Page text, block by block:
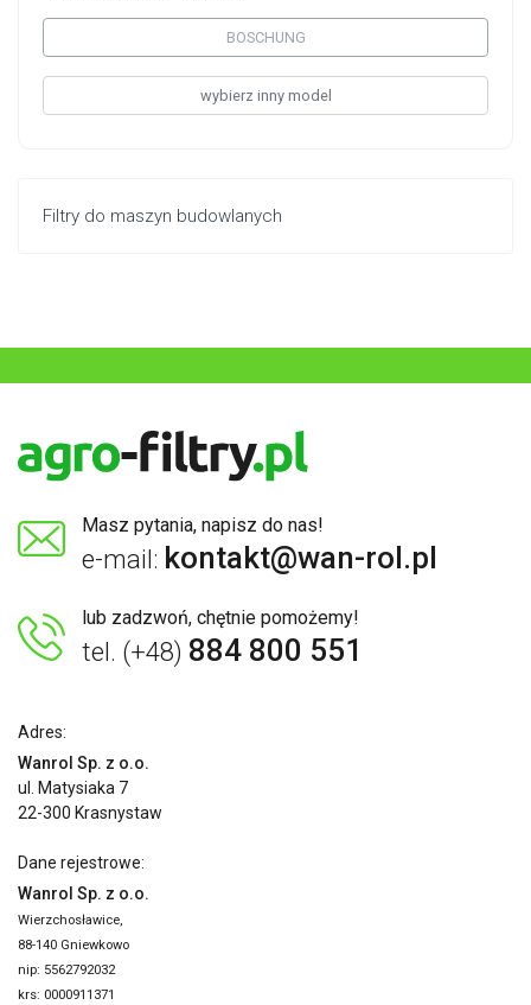
BOSCHUNG
wybierz inny model
Filtry do maszyn budowlanych
Masz pytania, napisz do nas!
e-mail: kontakt@wan-rol.pl
lub zadzwoń, chętnie pomożemy!
tel. (+48) 884 800 551
Adres:
Wanrol Sp. z o.o.
ul. Matysiaka 7
22-300 Krasnystaw
Dane rejestrowe:
Wanrol Sp. z o.o.
Wierzchosławice,
88-140 Gniewkowo
nip: 5562792032
krs: 0000911371